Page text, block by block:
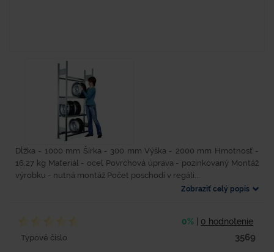
Dĺžka - 1000 mm Šírka - 300 mm Výška - 2000 mm Hmotnosť -
16,27 kg Materiál - oceľ Povrchová úprava - pozinkovaný Montáž
výrobku - nutná montáž Počet poschodí v regáli...
Zobraziť celý popis
0% 0 hodnotenie
Typové číslo 3569